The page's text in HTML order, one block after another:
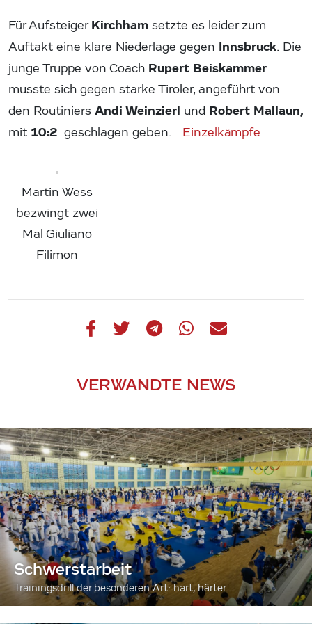
Für AufsteigerKirchham setzte es leider zum
Auftakt eine klare Niederlage gegen Innsbruck. Die
junge Truppe von Coach Rupert Beiskammer
musste sich gegen starke Tiroler, angeführt von
den Routiniers Andi Weinzierl und Robert Mallaun,
mit 10:2 geschlagen geben. Einzelkämpfe
Martin Wess
bezwingt zwei
Mal Giuliano
Filimon
VERWANDTE NEWS
Schwerstarbeit
Trainingsdrill der besonderen Art: hart, härter...